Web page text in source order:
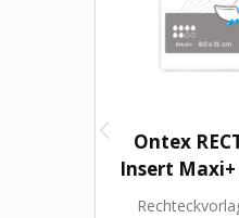
Ontex
Insert